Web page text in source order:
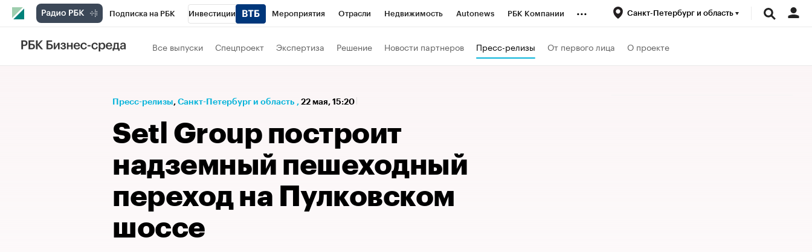
Подписка на РБК Инвестиции Мероприятия Отрасли Недвижимость Autonews РБК Компании
Телеканал
Спецпроекты Проверка контрагентов
... Санкт-Петербург и область
Все выпуски Спецпроект Экспертиза Решение Новости партнеров Пресс-релизы От первого лица О проекте
Пресс-релизы⁠, Санкт-Петербург и область , 22 мая, 15:20
Setl Group построит
надземный пешеходный
переход на Пулковском
шоссе